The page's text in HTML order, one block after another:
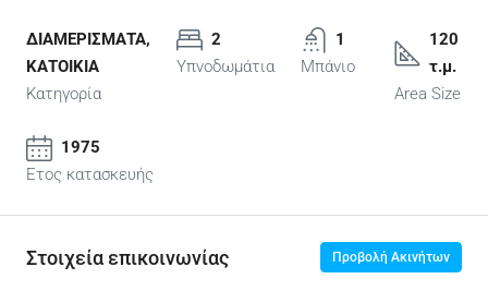
ΔΙΑΜΕΡΙΣΜΑΤΑ,
ΚΑΤΟΙΚΙΑ
Κατηγορία
2
Υπνοδωμάτια
1
Μπάνιο
120
τ.μ.
Area Size
1975
Ετος κατασκευής
Στοιχεία επικοινωνίας Προβολή Ακινήτων